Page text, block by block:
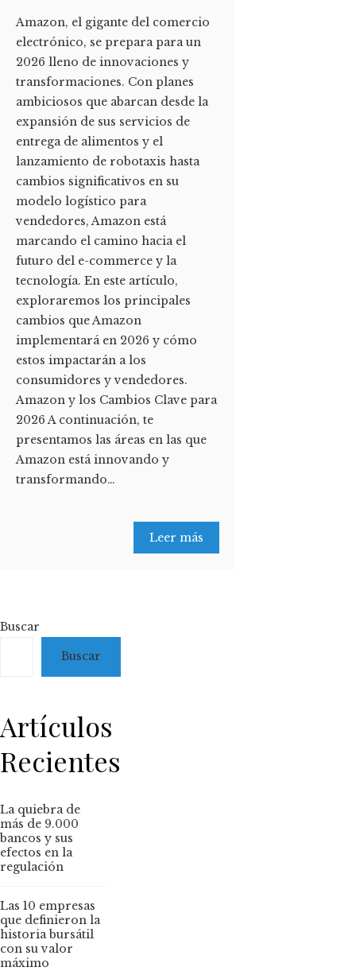
Amazon, el gigante del comercio
electrónico, se prepara para un
2026 lleno de innovaciones y
transformaciones. Con planes
ambiciosos que abarcan desde la
expansión de sus servicios de
entrega de alimentos y el
lanzamiento de robotaxis hasta
cambios significativos en su
modelo logístico para
vendedores, Amazon está
marcando el camino hacia el
futuro del e-commerce y la
tecnología. En este artículo,
exploraremos los principales
cambios que Amazon
implementará en 2026 y cómo
estos impactarán a los
consumidores y vendedores.
Amazon y los Cambios Clave para
2026 A continuación, te
presentamos las áreas en las que
Amazon está innovando y
transformando…
Leer más
Buscar
Buscar
Artículos
Recientes
La quiebra de
más de 9.000
bancos y sus
efectos en la
regulación
Las 10 empresas
que definieron la
historia bursátil
con su valor
máximo